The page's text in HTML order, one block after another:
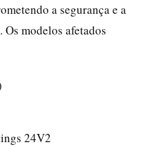
a segurança e a
modelos afetados
24V2